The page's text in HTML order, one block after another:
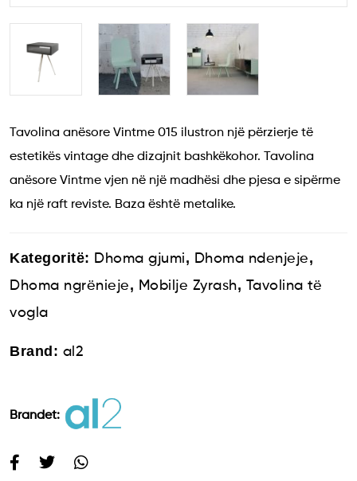
Tavolina anësore Vintme 015 ilustron një përzierje të
estetikës vintage dhe dizajnit bashkëkohor. Tavolina
anësore Vintme vjen në një madhësi dhe pjesa e sipërme
ka një raft reviste. Baza është metalike.
Kategoritë: Dhoma gjumi, Dhoma ndenjeje,
Dhoma ngrënieje, Mobilje Zyrash, Tavolina të
vogla
Brand: al2
Brandet: